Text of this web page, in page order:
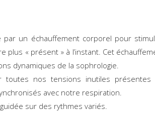
par un échauffement corporel pour
plus « présent » à l’instant. Cet
dynamiques de la sophrologie.
toutes nos tensions inutiles présentes
avec notre respiration.
sur des rythmes variés.